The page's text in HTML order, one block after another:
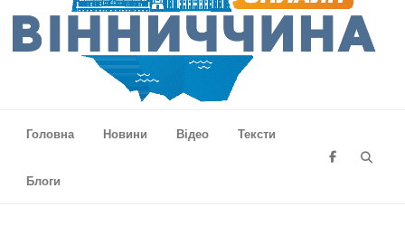
Головна
Новини Відео Тексти
Блоги